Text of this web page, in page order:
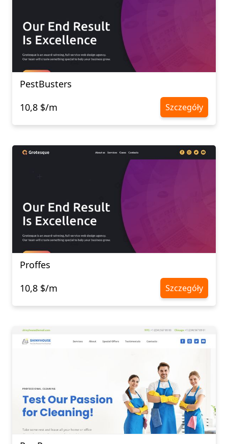
PestBusters
10,8 $/m
Szczegóły
Proffes
10,8 $/m
Szczegóły